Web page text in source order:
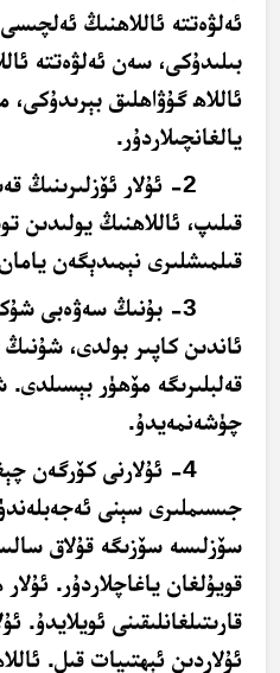
ئەلۋەتتە ئاللاھنىڭ
بىلىدۇكى، سەن ئەلۋەتتە
ئاللاھ گۇۋاھلىق بېرىدۇكى،
يالغانچىلاردۇر.
2- ئۇلار ئۆزلىرىنىڭ
قىلىپ، ئاللاھنىڭ يولىدىن
قىلمىشلىرى نېمىدېگەن
3- بۇنىڭ سەۋەبى
ئاندىن كاپىر بولدى، شۇنىڭ
قەلبلىرىگە مۆھۈر
چۈشەنمەيدۇ.
4- ئۇلارنى كۆرگەن
جىسىملىرى سېنى
سۆزلىسە سۆزىگە قۇلاق
قويۇلغان ياغاچلاردۇر.
قارىتىلغانلىقىنى ئويلايدۇ.
ئۇلاردىن ئېھتىيات قىل.